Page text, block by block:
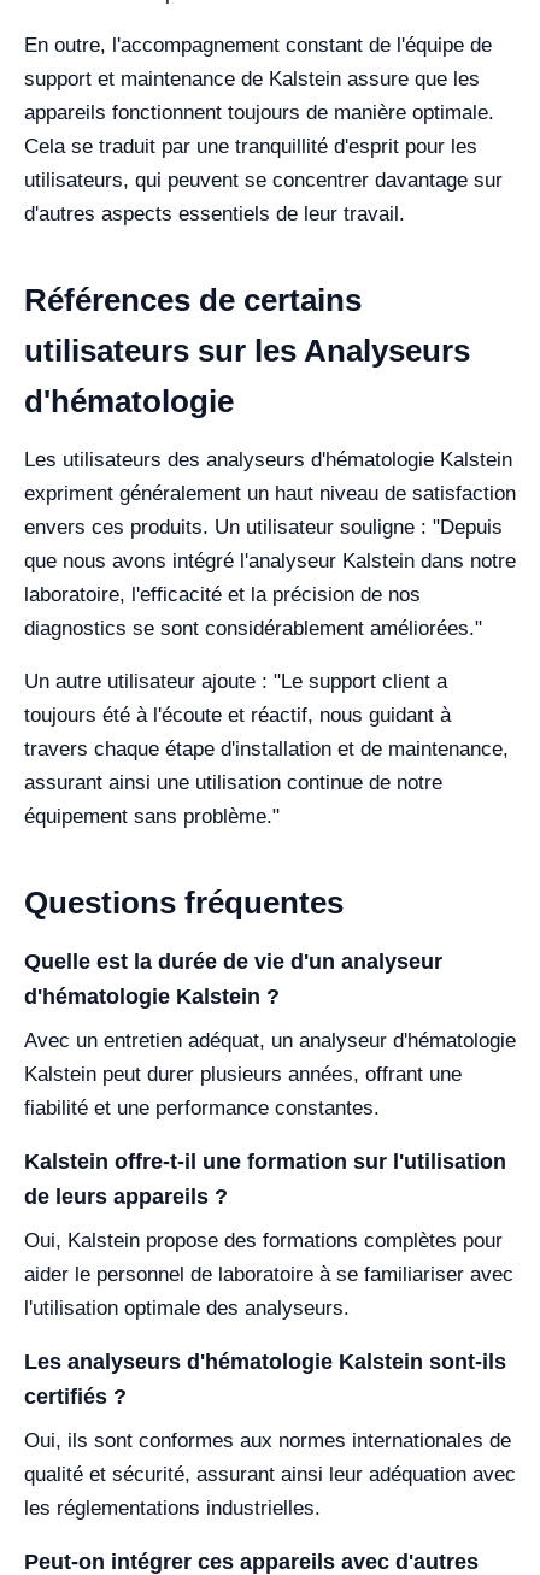
En outre, l'accompagnement constant de l'équipe de
support et maintenance de Kalstein assure que les
appareils fonctionnent toujours de manière optimale.
Cela se traduit par une tranquillité d'esprit pour les
utilisateurs, qui peuvent se concentrer davantage sur
d'autres aspects essentiels de leur travail.
Références de certains
utilisateurs sur les Analyseurs
d'hématologie
Les utilisateurs des analyseurs d'hématologie Kalstein
expriment généralement un haut niveau de satisfaction
envers ces produits. Un utilisateur souligne : "Depuis
que nous avons intégré l'analyseur Kalstein dans notre
laboratoire, l'efficacité et la précision de nos
diagnostics se sont considérablement améliorées."
Un autre utilisateur ajoute : "Le support client a
toujours été à l'écoute et réactif, nous guidant à
travers chaque étape d'installation et de maintenance,
assurant ainsi une utilisation continue de notre
équipement sans problème."
Questions fréquentes
Quelle est la durée de vie d'un analyseur
d'hématologie Kalstein ?
Avec un entretien adéquat, un analyseur d'hématologie
Kalstein peut durer plusieurs années, offrant une
fiabilité et une performance constantes.
Kalstein offre-t-il une formation sur l'utilisation
de leurs appareils ?
Oui, Kalstein propose des formations complètes pour
aider le personnel de laboratoire à se familiariser avec
l'utilisation optimale des analyseurs.
Les analyseurs d'hématologie Kalstein sont-ils
certifiés ?
Oui, ils sont conformes aux normes internationales de
qualité et sécurité, assurant ainsi leur adéquation avec
les réglementations industrielles.
Peut-on intégrer ces appareils avec d'autres